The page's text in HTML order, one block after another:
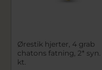
Ørestik hjerter, 4 grab
chatons fatning, 2* syn.
kt.